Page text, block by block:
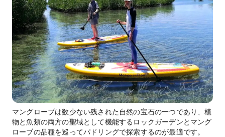
マングローブは数少ない残された自然の宝石の一つであり、植
物と魚類の両方の聖域として機能するロックガーデンとマング
ローブの品種を巡ってパドリングで探索するのが最適です。